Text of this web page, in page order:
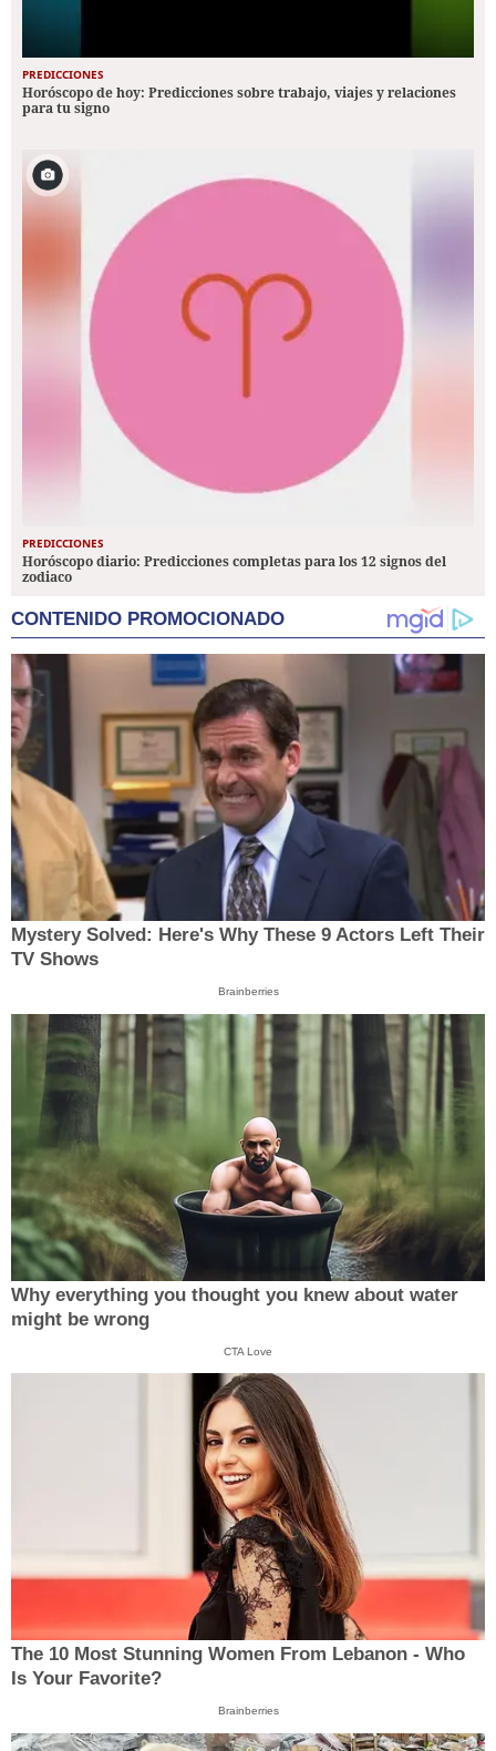
PREDICCIONES
Horóscopo de hoy: Predicciones sobre trabajo, viajes y relaciones
para tu signo
PREDICCIONES
Horóscopo diario: Predicciones completas para los 12 signos del
zodiaco
CONTENIDO PROMOCIONADO
Mystery Solved: Here's Why These 9 Actors Left Their
TV Shows
Brainberries
Why everything you thought you knew about water
might be wrong
CTA Love
The 10 Most Stunning Women From Lebanon - Who
Is Your Favorite?
Brainberries